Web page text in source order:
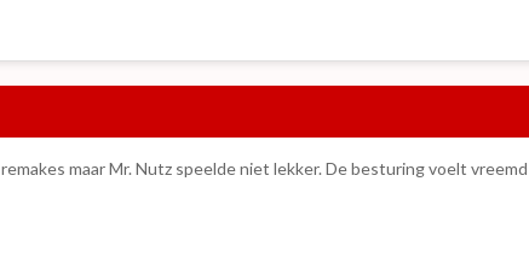
maar Mr. Nutz speelde niet lekker. De besturing voelt